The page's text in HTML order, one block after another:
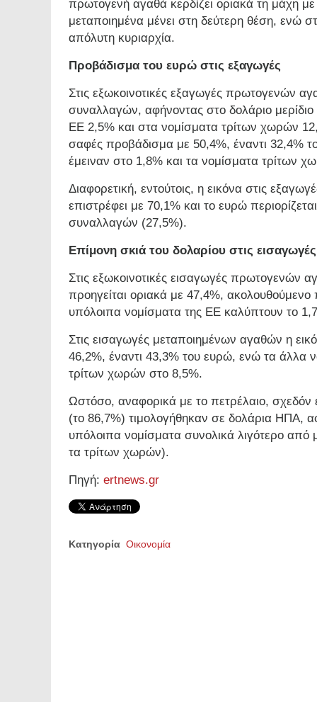
πρωτογενή αγαθά κερδίζει οριακά τη μάχη
μεταποιημένα μένει στη δεύτερη θέση, ενώ
απόλυτη κυριαρχία.
Προβάδισμα του ευρώ στις εξαγωγές
Στις εξωκοινοτικές εξαγωγές πρωτογενών
συναλλαγών, αφήνοντας στο δολάριο
ΕΕ 2,5% και στα νομίσματα τρίτων χωρών
σαφές προβάδισμα με 50,4%, έναντι 32,4%
έμειναν στο 1,8% και τα νομίσματα τρίτων
Διαφορετική, εντούτοις, η εικόνα στις
επιστρέφει με 70,1% και το ευρώ
συναλλαγών (27,5%).
Επίμονη σκιά του δολαρίου στις εισαγωγές
Στις εξωκοινοτικές εισαγωγές πρωτογενών
προηγείται οριακά με 47,4%,
υπόλοιπα νομίσματα της ΕΕ καλύπτουν το
Στις εισαγωγές μεταποιημένων αγαθών η
46,2%, έναντι 43,3% του ευρώ, ενώ τα άλλα
τρίτων χωρών στο 8,5%.
Ωστόσο, αναφορικά με το πετρέλαιο, σχεδόν
(το 86,7%) τιμολογήθηκαν σε δολάρια ΗΠΑ,
υπόλοιπα νομίσματα συνολικά λιγότερο
τα τρίτων χωρών).
Πηγή: ertnews.gr
Κατηγορία Οικονομία